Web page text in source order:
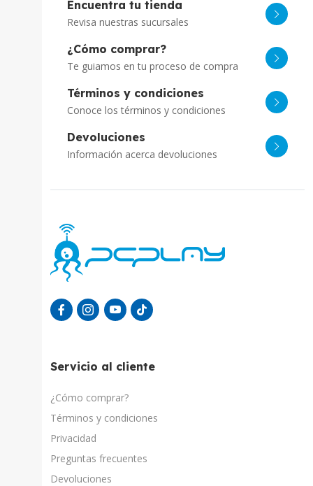
Encuentra tu tienda
Revisa nuestras sucursales
¿Cómo comprar?
Te guiamos en tu proceso de compra
Términos y condiciones
Conoce los términos y condiciones
Devoluciones
Información acerca devoluciones
Servicio al cliente
¿Cómo comprar?
Términos y condiciones
Privacidad
Preguntas frecuentes
Devoluciones